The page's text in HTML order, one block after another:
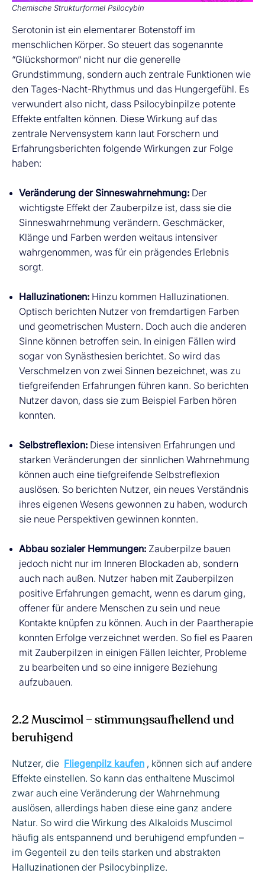
Chemische Strukturformel Psilocybin
Serotonin ist ein elementarer Botenstoff im
menschlichen Körper. So steuert das sogenannte
“Glückshormon“ nicht nur die generelle
Grundstimmung, sondern auch zentrale Funktionen wie
den Tages-Nacht-Rhythmus und das Hungergefühl. Es
verwundert also nicht, dass Psilocybinpilze potente
Effekte entfalten können. Diese Wirkung auf das
zentrale Nervensystem kann laut Forschern und
Erfahrungsberichten folgende Wirkungen zur Folge
haben:
Veränderung der Sinneswahrnehmung: Der
wichtigste Effekt der Zauberpilze ist, dass sie die
Sinneswahrnehmung verändern. Geschmäcker,
Klänge und Farben werden weitaus intensiver
wahrgenommen, was für ein prägendes Erlebnis
sorgt.
Halluzinationen: Hinzu kommen Halluzinationen.
Optisch berichten Nutzer von fremdartigen Farben
und geometrischen Mustern. Doch auch die anderen
Sinne können betroffen sein. In einigen Fällen wird
sogar von Synästhesien berichtet. So wird das
Verschmelzen von zwei Sinnen bezeichnet, was zu
tiefgreifenden Erfahrungen führen kann. So berichten
Nutzer davon, dass sie zum Beispiel Farben hören
konnten.
Selbstreflexion: Diese intensiven Erfahrungen und
starken Veränderungen der sinnlichen Wahrnehmung
können auch eine tiefgreifende Selbstreflexion
auslösen. So berichten Nutzer, ein neues Verständnis
ihres eigenen Wesens gewonnen zu haben, wodurch
sie neue Perspektiven gewinnen konnten.
Abbau sozialer Hemmungen: Zauberpilze bauen
jedoch nicht nur im Inneren Blockaden ab, sondern
auch nach außen. Nutzer haben mit Zauberpilzen
positive Erfahrungen gemacht, wenn es darum ging,
offener für andere Menschen zu sein und neue
Kontakte knüpfen zu können. Auch in der Paartherapie
konnten Erfolge verzeichnet werden. So fiel es Paaren
mit Zauberpilzen in einigen Fällen leichter, Probleme
zu bearbeiten und so eine innigere Beziehung
aufzubauen.
2.2 Muscimol – stimmungsaufhellend und
beruhigend
Nutzer, die Fliegenpilz kaufen , können sich auf andere
Effekte einstellen. So kann das enthaltene Muscimol
zwar auch eine Veränderung der Wahrnehmung
auslösen, allerdings haben diese eine ganz andere
Natur. So wird die Wirkung des Alkaloids Muscimol
häufig als entspannend und beruhigend empfunden –
im Gegenteil zu den teils starken und abstrakten
Halluzinationen der Psilocybinplize.